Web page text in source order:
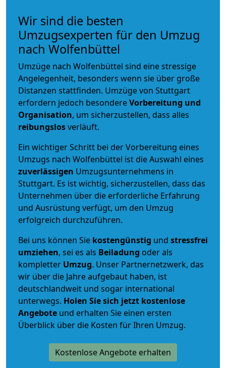
Wir sind die besten
Umzugsexperten für den Umzug
nach Wolfenbüttel
Umzüge nach Wolfenbüttel sind eine stressige
Angelegenheit, besonders wenn sie über große
Distanzen stattfinden. Umzüge von Stuttgart
erfordern jedoch besondereVorbereitung und
Organisation, um sicherzustellen, dass alles
reibungslosverläuft.
Ein wichtiger Schritt bei der Vorbereitung eines
Umzugs nach Wolfenbüttel ist die Auswahl eines
zuverlässigen Umzugsunternehmens in
Stuttgart. Es ist wichtig, sicherzustellen, dass das
Unternehmen über die erforderliche Erfahrung
und Ausrüstung verfügt, um den Umzug
erfolgreich durchzuführen.
Bei uns können Sie kostengünstig und stressfrei
umziehen, sei es als Beiladung oder als
kompletter Umzug. Unser Partnernetzwerk, das
wir über die Jahre aufgebaut haben, ist
deutschlandweit und sogar international
unterwegs. Holen Sie sich jetzt kostenlose
Angebote und erhalten Sie einen ersten
Überblick über die Kosten für Ihren Umzug.
Kostenlose Angebote erhalten